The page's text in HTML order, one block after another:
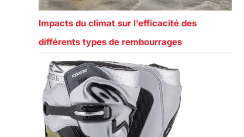
Impacts du climat sur l’efficacité des
différents types de rembourrages